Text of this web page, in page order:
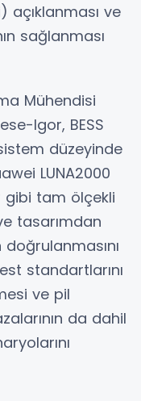
ve
sağlanması
Mühendisi
Igor, BESS
sistem düzeyinde
LUNA2000
gibi tam ölçekli
tasarımdan
doğrulanmasını
standartlarını
ve pil
da dahil